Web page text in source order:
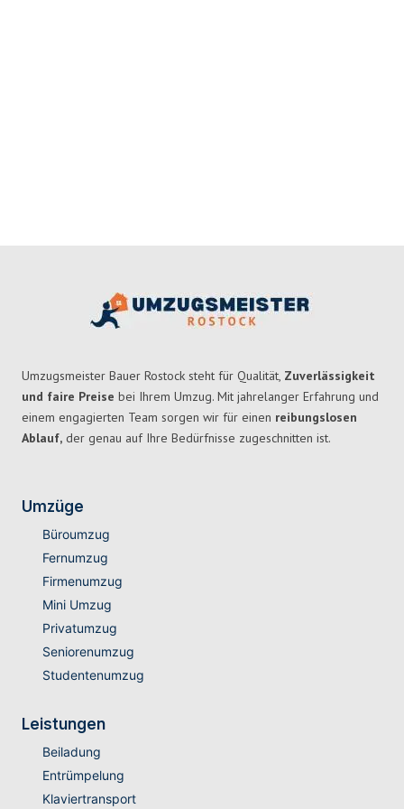
Umzugsmeister Bauer Rostock steht für Qualität, Zuverlässigkeit
und faire Preise bei Ihrem Umzug. Mit jahrelanger Erfahrung und
einem engagierten Team sorgen wir für einen reibungslosen
Ablauf, der genau auf Ihre Bedürfnisse zugeschnitten ist.
Umzüge
Büroumzug
Fernumzug
Firmenumzug
Mini Umzug
Privatumzug
Seniorenumzug
Studentenumzug
Leistungen
Beiladung
Entrümpelung
Klaviertransport